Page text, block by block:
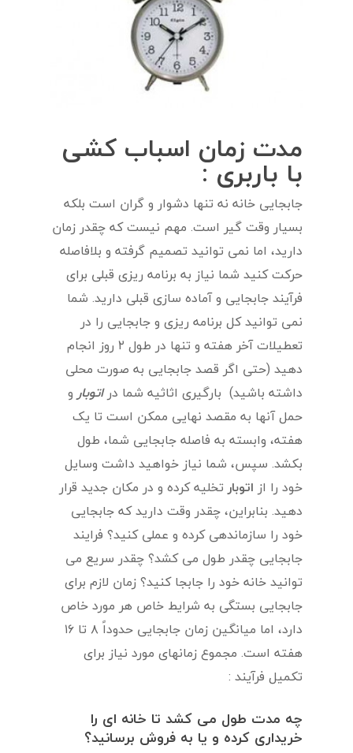
مدت زمان اسباب کشی
با باربری :
جابجایی خانه نه تنها دشوار و گران است بلکه
بسیار وقت گیر است. مهم نیست که چقدر زمان
دارید، اما نمی توانید تصمیم گرفته و بلافاصله
حرکت کنید شما نیاز به برنامه ریزی قبلی برای
فرآیند جابجایی و آماده سازی قبلی دارید. شما
نمی توانید کل برنامه ریزی و جابجایی را در
تعطیلات آخر هفته و تنها در طول ۲ روز انجام
دهید (حتی اگر قصد جابجایی به صورت محلی
داشته باشید) بارگیری اثاثیه شما دراتوبارو
حمل آنها به مقصد نهایی ممکن است تا یک
هفته، وابسته به فاصله جابجایی شما، طول
بکشد. سپس، شما نیاز خواهید داشت وسایل
خود را از اتوبارتخلیه کرده و در مکان جدید قرار
دهید. بنابراین، چقدر وقت دارید که جابجایی
خود را سازماندهی کرده و عملی کنید؟ فرایند
جابجایی چقدر طول می کشد؟ چقدر سریع می
توانید خانه خود را جابجا کنید؟ زمان لازم برای
جابجایی بستگی به شرایط خاص هر مورد خاص
دارد، اما میانگین زمان جابجایی حدوداً ۸ تا ۱۶
هفته است. مجموع زمانهای مورد نیاز برای
تکمیل فرآیند :
چه مدت طول می کشد تا خانه ای را
خریداری کرده و یا به فروش برسانید؟